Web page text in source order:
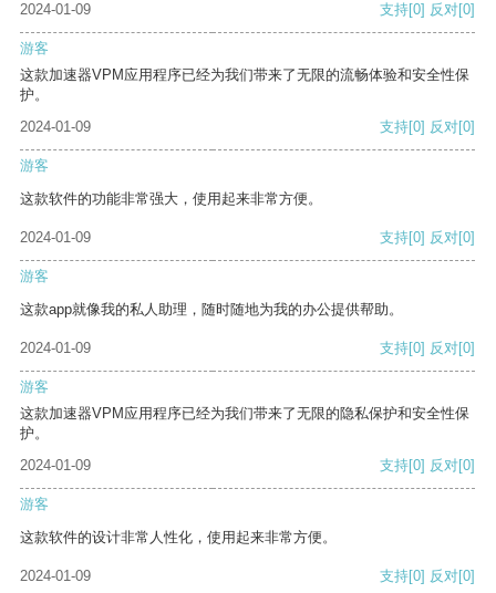
2024-01-09
支持[0] 反对[0]
游客
这款加速器VPM应用程序已经为我们带来了无限的流畅体验和安全性保
护。
2024-01-09
支持[0] 反对[0]
游客
这款软件的功能非常强大，使用起来非常方便。
2024-01-09 支持[0] 反对[0]
游客
这款app就像我的私人助理，随时随地为我的办公提供帮助。
2024-01-09 支持[0] 反对[0]
游客
这款加速器VPM应用程序已经为我们带来了无限的隐私保护和安全性保
护。
2024-01-09
支持[0] 反对[0]
游客
这款软件的设计非常人性化，使用起来非常方便。
2024-01-09 支持[0] 反对[0]